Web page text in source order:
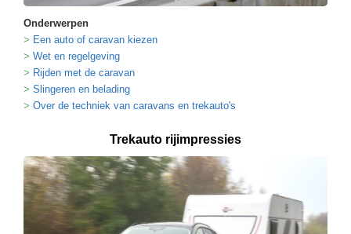
Onderwerpen
Een auto of caravan kiezen
Wet en regelgeving
Rijden met de caravan
Slingeren en belading
Over de techniek van caravans en trekauto's
Trekauto rijimpressies